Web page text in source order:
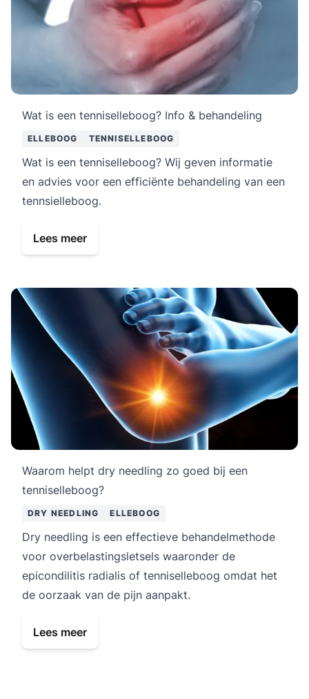
Wat is een tenniselleboog? Info & behandeling
ELLEBOOG TENNISELLEBOOG
Wat is een tenniselleboog? Wij geven informatie
en advies voor een efficiënte behandeling van een
tennsielleboog.
Lees meer
Waarom helpt dry needling zo goed bij een
tenniselleboog?
DRY NEEDLING ELLEBOOG
Dry needling is een effectieve behandelmethode
voor overbelastingsletsels waaronder de
epicondilitis radialis of tenniselleboog omdat het
de oorzaak van de pijn aanpakt.
Lees meer